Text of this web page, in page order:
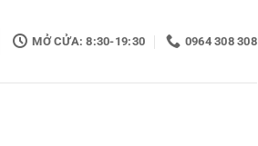
MỞ CỬA: 8:30-19:30 0964 308 308